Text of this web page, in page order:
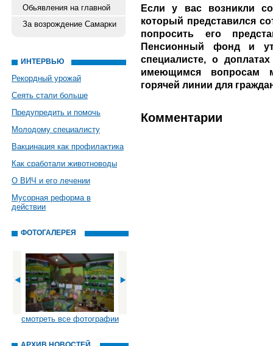
Обьявления на главной
За возрождение Самарки
ИНТЕРВЬЮ
Рекордный урожай
Сеять стали больше
Предупредить и помочь
Молодому специалисту
Вакцинация как профилактика
Как сработали животноводы
О ВИЧ и его лечении
Мусорная реформа в
действии
ФОТОГАЛЕРЕЯ
смотреть все фотографии
Если у вас возникли со
который представился
попросить его
Пенсионный фонд и
специалисте, о
имеющимся вопросам
горячей линии для
Комментарии